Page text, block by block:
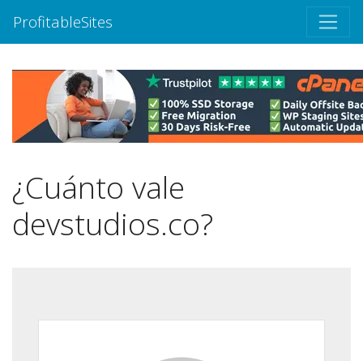
ProfitableSites
¿Cuánto vale
devstudios.co?